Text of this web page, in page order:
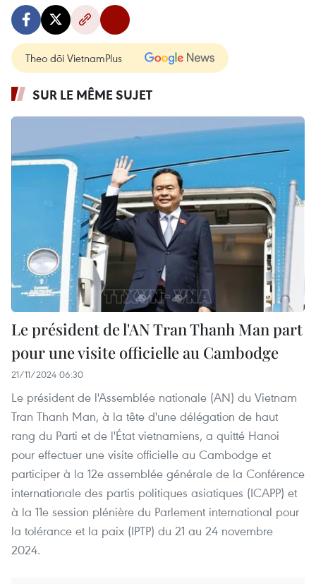
Theo dõi VietnamPlus
SUR LE MÊME SUJET
Le président de l'AN Tran Thanh Man part
pour une visite officielle au Cambodge
21/11/2024 06:30
Le président de l'Assemblée nationale (AN) du Vietnam
Tran Thanh Man, à la tête d'une délégation de haut
rang du Parti et de l'État vietnamiens, a quitté Hanoi
pour effectuer une visite officielle au Cambodge et
participer à la 12e assemblée générale de la Conférence
internationale des partis politiques asiatiques (ICAPP) et
à la 11e session plénière du Parlement international pour
la tolérance et la paix (IPTP) du 21 au 24 novembre
2024.